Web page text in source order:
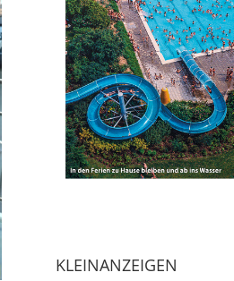
KLEINANZEIGEN